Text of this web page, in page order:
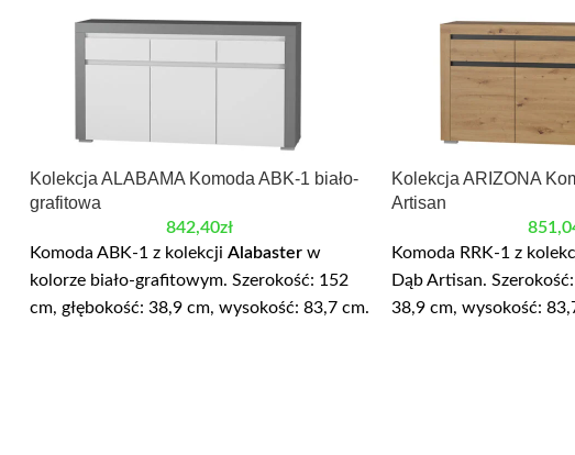
Kolekcja ALABAMA Komoda ABK-1 biało-
grafitowa
842,40zł
Komoda ABK-1 z kolekcji Alabaster w
kolorze biało-grafitowym. Szerokość: 152
cm, głębokość: 38,9 cm, wysokość: 83,7 cm.
Kolekcja ARIZONA
Artisan
Komoda RRK-1 z
Dąb Artisan.
38,9 cm, wysokość: